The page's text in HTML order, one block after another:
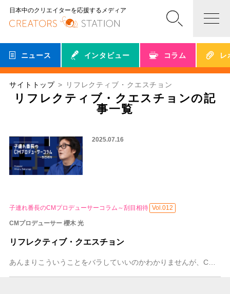
日本中のクリエイターを応援するメディア
ニュース インタビュー コラム レ
サイトトップ リフレクティブ・クエスチョン
リフレクティブ・クエスチョンの記
事一覧
2025.07.16
子連れ番長のCMプロデューサーコラム～刮目相待 Vol.012
CMプロデューサー 櫻木 光
リフレクティブ・クエスチョン
あんまりこういうことをバラしていいのかわかりませんが、CMプロデューサーをやっていて特に気をつけていることがあります。 僕の仕事は、まず人の話を聞く、というとこ